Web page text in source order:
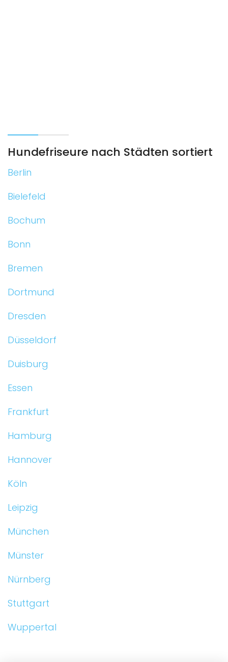
Hundefriseure nach Städten sortiert
Berlin
Bielefeld
Bochum
Bonn
Bremen
Dortmund
Dresden
Düsseldorf
Duisburg
Essen
Frankfurt
Hamburg
Hannover
Köln
Leipzig
München
Münster
Nürnberg
Stuttgart
Wuppertal